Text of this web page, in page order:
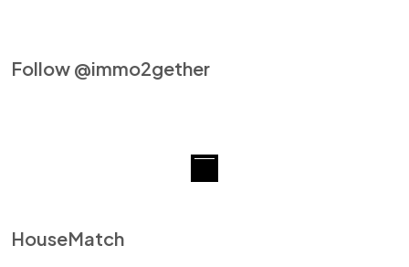
Follow @immo2gether
HouseMatch